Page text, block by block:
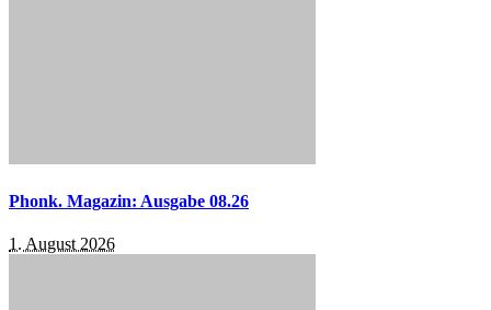
Phonk. Magazin: Ausgabe 08.26
1. August 2026